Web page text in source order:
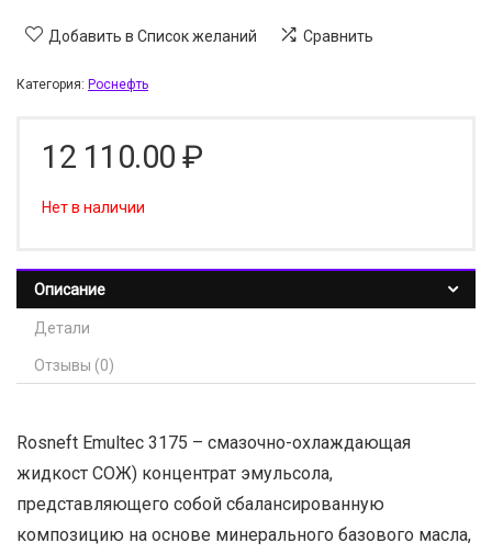
Добавить в Список желаний Сравнить
Категория: Роснефть
12 110.00 ₽
Нет в наличии
Описание
Детали
Отзывы (0)
Rosneft Emultec 3175 – смазочно-охлаждающая
жидкост СОЖ) концентрат эмульсола,
представляющего собой сбалансированную
композицию на основе минерального базового масла,